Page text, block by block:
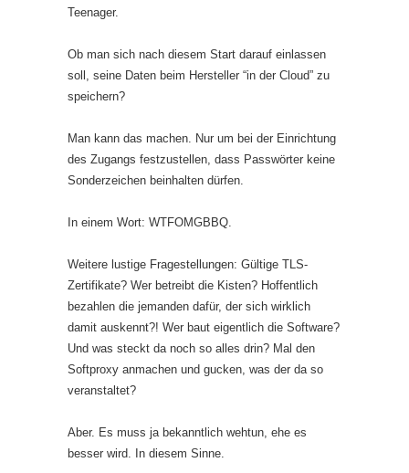
Teenager.
Ob man sich nach diesem Start darauf einlassen
soll, seine Daten beim Hersteller “in der Cloud” zu
speichern?
Man kann das machen. Nur um bei der Einrichtung
des Zugangs festzustellen, dass Passwörter keine
Sonderzeichen beinhalten dürfen.
In einem Wort: WTFOMGBBQ.
Weitere lustige Fragestellungen: Gültige TLS-
Zertifikate? Wer betreibt die Kisten? Hoffentlich
bezahlen die jemanden dafür, der sich wirklich
damit auskennt?! Wer baut eigentlich die Software?
Und was steckt da noch so alles drin? Mal den
Softproxy anmachen und gucken, was der da so
veranstaltet?
Aber. Es muss ja bekanntlich wehtun, ehe es
besser wird. In diesem Sinne.